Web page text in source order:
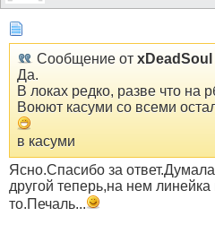
Сообщение от xDeadSoul
Да.
В локах редко, разве что на
Воюют касуми со всеми
в касуми
Ясно.Спасибо за
другой теперь,на нем
то.Печаль...